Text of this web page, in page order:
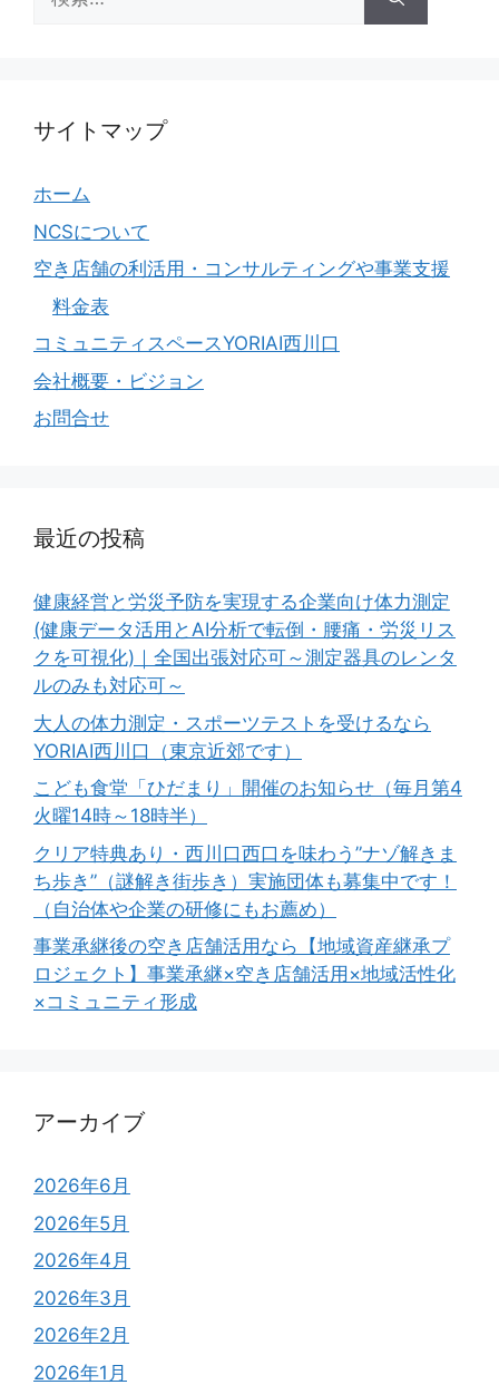
索:
サイトマップ
ホーム
NCSについて
空き店舗の利活用・コンサルティングや事業支援
料金表
コミュニティスペースYORIAI西川口
会社概要・ビジョン
お問合せ
最近の投稿
健康経営と労災予防を実現する企業向け体力測定
(健康データ活用とAI分析で転倒・腰痛・労災リス
クを可視化)｜全国出張対応可～測定器具のレンタ
ルのみも対応可～
大人の体力測定・スポーツテストを受けるなら
YORIAI西川口（東京近郊です）
こども食堂「ひだまり」開催のお知らせ（毎月第4
火曜14時～18時半）
クリア特典あり・西川口西口を味わう”ナゾ解きま
ち歩き”（謎解き街歩き）実施団体も募集中です！
（自治体や企業の研修にもお薦め）
事業承継後の空き店舗活用なら【地域資産継承プ
ロジェクト】事業承継×空き店舗活用×地域活性化
×コミュニティ形成
アーカイブ
2026年6月
2026年5月
2026年4月
2026年3月
2026年2月
2026年1月